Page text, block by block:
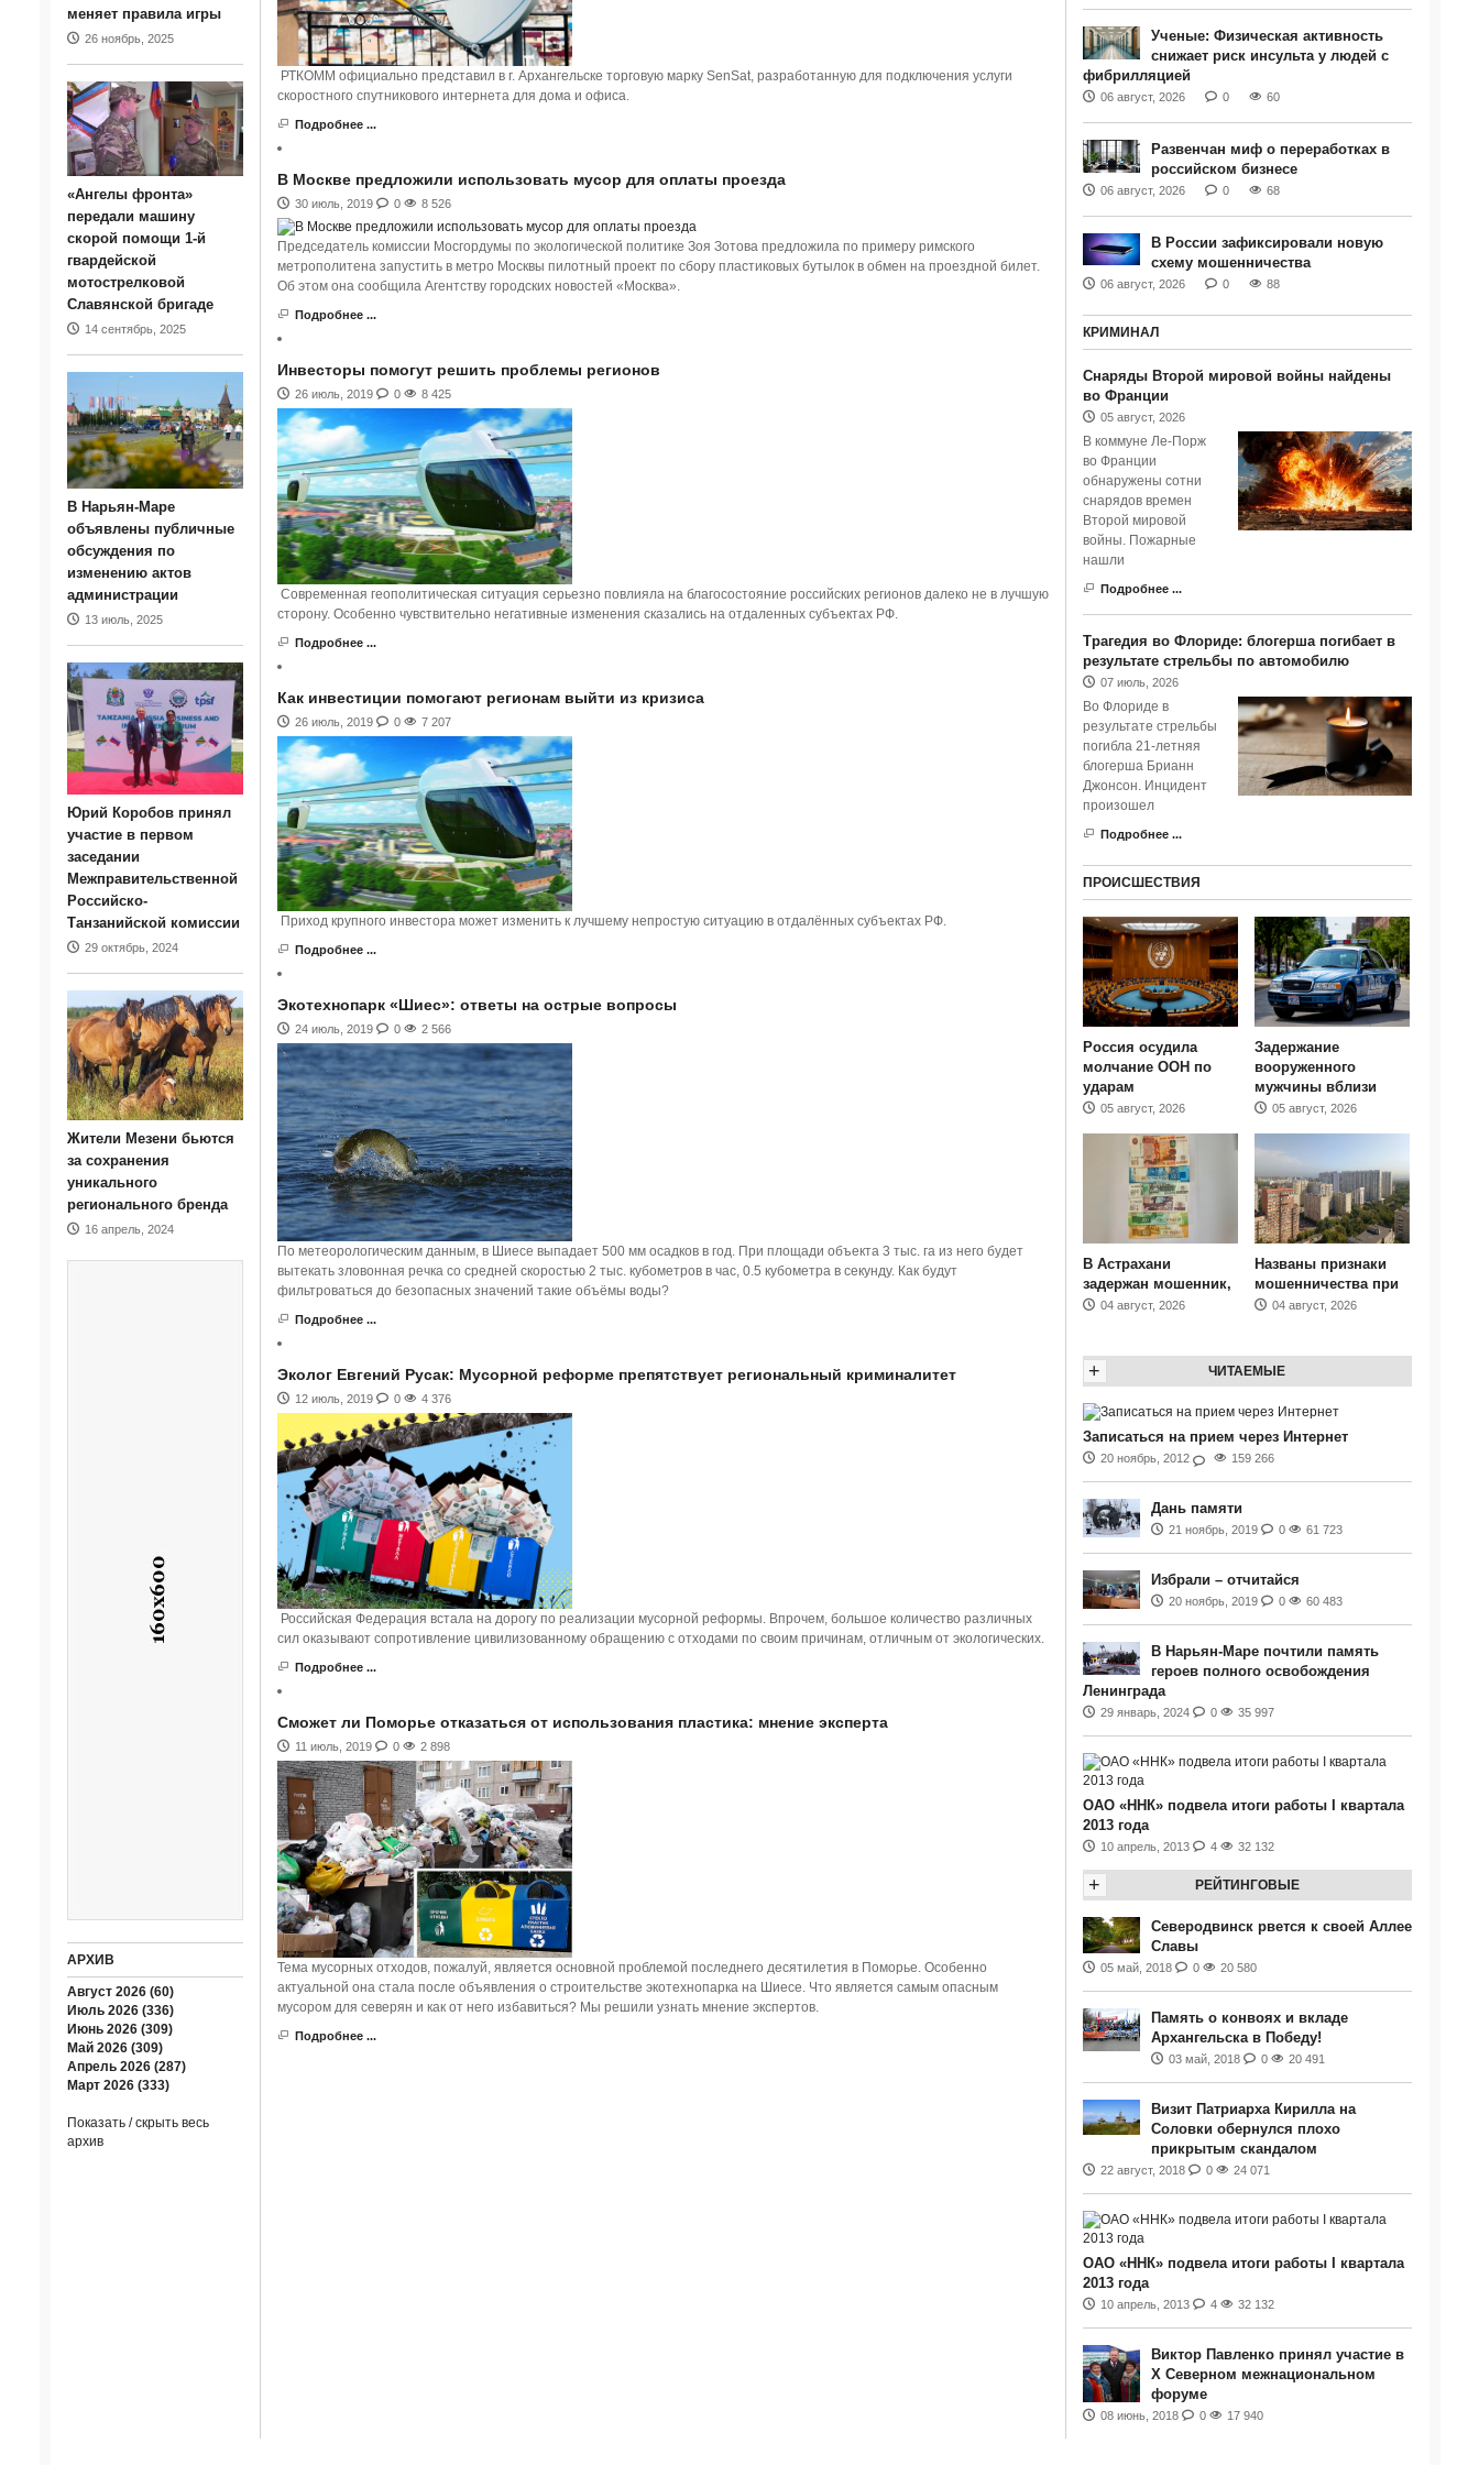
РТКОММ официально представил в г. Архангельске торговую марку SenSat, разработанную для подключения услуги
скоростного спутникового интернета для дома и офиса.
Подробнее ...
В Москве предложили использовать мусор для оплаты проезда
30 июль, 2019 0 8 526
Председатель комиссии Мосгордумы по экологической политике Зоя Зотова предложила по примеру римского
метрополитена запустить в метро Москвы пилотный проект по сбору пластиковых бутылок в обмен на проездной билет.
Об этом она сообщила Агентству городских новостей «Москва».
Подробнее ...
Инвесторы помогут решить проблемы регионов
26 июль, 2019 0 8 425
Современная геополитическая ситуация серьезно повлияла на благосостояние российских регионов далеко не в лучшую
сторону. Особенно чувствительно негативные изменения сказались на отдаленных субъектах РФ.
Подробнее ...
Как инвестиции помогают регионам выйти из кризиса
26 июль, 2019 0 7 207
Приход крупного инвестора может изменить к лучшему непростую ситуацию в отдалённых субъектах РФ.
Подробнее ...
Экотехнопарк «Шиес»: ответы на острые вопросы
24 июль, 2019 0 2 566
По метеорологическим данным, в Шиесе выпадает 500 мм осадков в год. При площади объекта 3 тыс. га из него будет
вытекать зловонная речка со средней скоростью 2 тыс. кубометров в час, 0.5 кубометра в секунду. Как будут
фильтроваться до безопасных значений такие объёмы воды?
Подробнее ...
Эколог Евгений Русак: Мусорной реформе препятствует региональный криминалитет
12 июль, 2019 0 4 376
Российская Федерация встала на дорогу по реализации мусорной реформы. Впрочем, большое количество различных
сил оказывают сопротивление цивилизованному обращению с отходами по своим причинам, отличным от экологических.
Подробнее ...
Сможет ли Поморье отказаться от использования пластика: мнение эксперта
11 июль, 2019 0 2 898
Тема мусорных отходов, пожалуй, является основной проблемой последнего десятилетия в Поморье. Особенно
актуальной она стала после объявления о строительстве экотехнопарка на Шиесе. Что является самым опасным
мусором для северян и как от него избавиться? Мы решили узнать мнение экспертов.
Подробнее ...
Ученые: Физическая активность
снижает риск инсульта у людей с
фибрилляцией
06 август, 2026 0 60
Развенчан миф о переработках в
российском бизнесе
06 август, 2026 0 68
В России зафиксировали новую
схему мошенничества
06 август, 2026 0 88
КРИМИНАЛ
Снаряды Второй мировой войны найдены
во Франции
05 август, 2026
В коммуне Ле-Порж
во Франции
обнаружены сотни
снарядов времен
Второй мировой
войны. Пожарные
нашли
Подробнее ...
Трагедия во Флориде: блогерша погибает в
результате стрельбы по автомобилю
07 июль, 2026
Во Флориде в
результате стрельбы
погибла 21-летняя
блогерша Брианн
Джонсон. Инцидент
произошел
Подробнее ...
ПРОИСШЕСТВИЯ
Россия осудила
молчание ООН по
ударам
05 август, 2026
Задержание
вооруженного
мужчины вблизи
05 август, 2026
В Астрахани
задержан мошенник,
04 август, 2026
Названы признаки
мошенничества при
04 август, 2026
ЧИТАЕМЫЕ
+
Записаться на прием через Интернет
20 ноябрь, 2012 159 266
Дань памяти
21 ноябрь, 2019 0 61 723
Избрали – отчитайся
20 ноябрь, 2019 0 60 483
В Нарьян-Маре почтили память
героев полного освобождения
Ленинграда
29 январь, 2024 0 35 997
ОАО «ННК» подвела итоги работы I квартала
2013 года
10 апрель, 2013 4 32 132
РЕЙТИНГОВЫЕ
+
Северодвинск рвется к своей Аллее
Славы
05 май, 2018 0 20 580
Память о конвоях и вкладе
Архангельска в Победу!
03 май, 2018 0 20 491
Визит Патриарха Кирилла на
Соловки обернулся плохо
прикрытым скандалом
22 август, 2018 0 24 071
ОАО «ННК» подвела итоги работы I квартала
2013 года
10 апрель, 2013 4 32 132
Виктор Павленко принял участие в
Х Северном межнациональном
форуме
08 июнь, 2018 0 17 940
меняет правила игры
26 ноябрь, 2025
«Ангелы фронта»
передали машину
скорой помощи 1-й
гвардейской
мотострелковой
Славянской бригаде
14 сентябрь, 2025
В Нарьян-Маре
объявлены публичные
обсуждения по
изменению актов
администрации
13 июль, 2025
Юрий Коробов принял
участие в первом
заседании
Межправительственной
Российско-
Танзанийской комиссии
29 октябрь, 2024
Жители Мезени бьются
за сохранения
уникального
регионального бренда
16 апрель, 2024
АРХИВ
Август 2026 (60)
Июль 2026 (336)
Июнь 2026 (309)
Май 2026 (309)
Апрель 2026 (287)
Март 2026 (333)
Показать / скрыть весь
архив